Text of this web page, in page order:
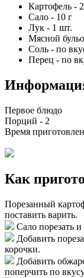
Картофель - 2
Сало - 10 г
Лук - 1 шт.
Мясной
Соль - по
Перец - по
Первое блюдо
Порций - 2
Время
Как
Порезанный
поставить варить.
Сало порезать
Добавить
корочки.
Добавить
поперчить по